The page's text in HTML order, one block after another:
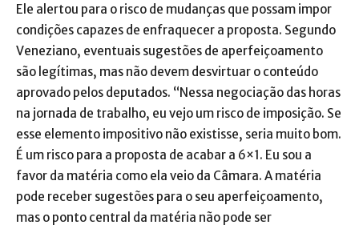
Ele alertou para o risco de mudanças que possam impor
condições capazes de enfraquecer a proposta. Segundo
Veneziano, eventuais sugestões de aperfeiçoamento
são legítimas, mas não devem desvirtuar o conteúdo
aprovado pelos deputados. “Nessa negociação das horas
na jornada de trabalho, eu vejo um risco de imposição. Se
esse elemento impositivo não existisse, seria muito bom.
É um risco para a proposta de acabar a 6×1. Eu sou a
favor da matéria como ela veio da Câmara. A matéria
pode receber sugestões para o seu aperfeiçoamento,
mas o ponto central da matéria não pode ser